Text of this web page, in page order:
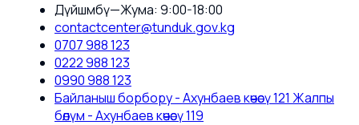
Дүйшөмбү—Жума: 9:00-18:00
contactcenter@tunduk.gov.kg
0707 988 123
0222 988 123
0990 988 123
Байланыш борбору - Ахунбаев көчөсү 121 Жалпы
бөлүм - Ахунбаев көчөсү 119